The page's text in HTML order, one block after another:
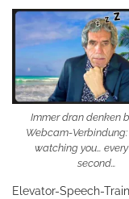
Immer dran denken
Webcam-Verbindung:
watching you…
second…
Elevator-Speech-